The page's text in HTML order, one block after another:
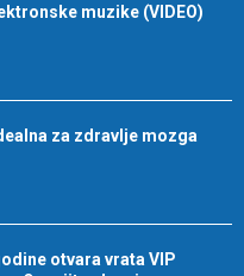
muzike (VIDEO)
za zdravlje mozga
otvara vrata VIP